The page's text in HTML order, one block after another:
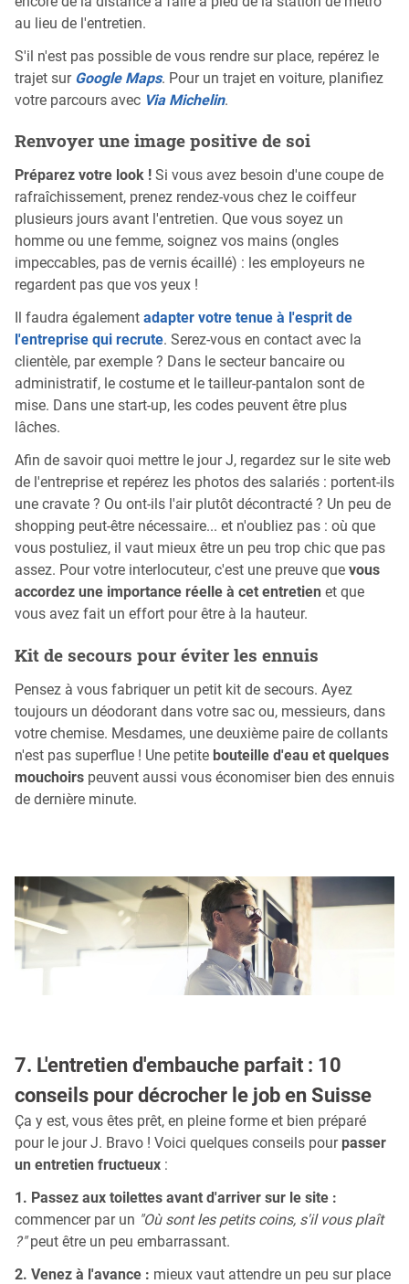
au lieu de l'entretien.
S'il n'est pas possible de vous rendre sur place, repérez le
trajet sur Google Maps. Pour un trajet en voiture, planifiez
votre parcours avec Via Michelin.
Renvoyer une image positive de soi
Préparez votre look ! Si vous avez besoin d'une coupe de
rafraîchissement, prenez rendez-vous chez le coiffeur
plusieurs jours avant l'entretien. Que vous soyez un
homme ou une femme, soignez vos mains (ongles
impeccables, pas de vernis écaillé) : les employeurs ne
regardent pas que vos yeux !
Il faudra également adapter votre tenue à l'esprit de
l'entreprise qui recrute. Serez-vous en contact avec la
clientèle, par exemple ? Dans le secteur bancaire ou
administratif, le costume et le tailleur-pantalon sont de
mise. Dans une start-up, les codes peuvent être plus
lâches.
Afin de savoir quoi mettre le jour J, regardez sur le site web
de l'entreprise et repérez les photos des salariés : portent-ils
une cravate ? Ou ont-ils l'air plutôt décontracté ? Un peu de
shopping peut-être nécessaire... et n'oubliez pas : où que
vous postuliez, il vaut mieux être un peu trop chic que pas
assez. Pour votre interlocuteur, c'est une preuve que vous
accordez une importance réelle à cet entretien et que
vous avez fait un effort pour être à la hauteur.
Kit de secours pour éviter les ennuis
Pensez à vous fabriquer un petit kit de secours. Ayez
toujours un déodorant dans votre sac ou, messieurs, dans
votre chemise. Mesdames, une deuxième paire de collants
n'est pas superflue ! Une petite bouteille d'eau et quelques
mouchoirs peuvent aussi vous économiser bien des ennuis
de dernière minute.
7. L'entretien d'embauche parfait : 10
conseils pour décrocher le job en Suisse
Ça y est, vous êtes prêt, en pleine forme et bien préparé
pour le jour J. Bravo ! Voici quelques conseils pour passer
un entretien fructueux :
1. Passez aux toilettes avant d'arriver sur le site :
commencer par un "Où sont les petits coins, s'il vous plaît
?"peut être un peu embarrassant.
2. Venez à l'avance : mieux vaut attendre un peu sur place